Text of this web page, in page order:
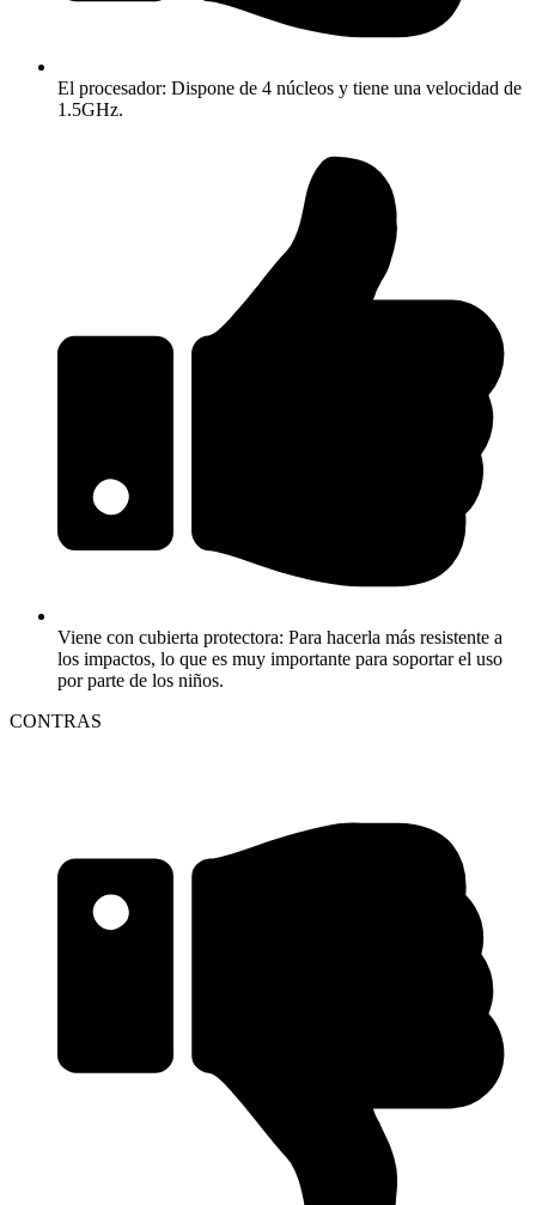
El procesador: Dispone de 4 núcleos y tiene una velocidad de
1.5GHz.
Viene con cubierta protectora: Para hacerla más resistente a
los impactos, lo que es muy importante para soportar el uso
por parte de los niños.
CONTRAS